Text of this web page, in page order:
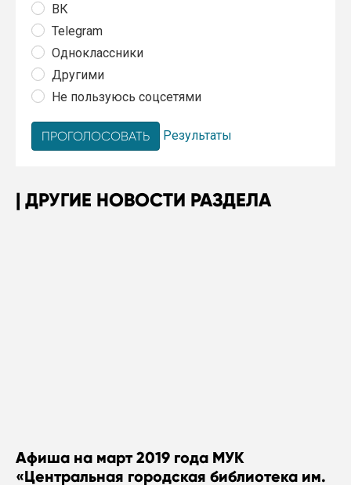
ВК
Telegram
Одноклассники
Другими
Не пользуюсь соцсетями
Результаты
ДРУГИЕ НОВОСТИ РАЗДЕЛА
Афиша на март 2019 года МУК
«Центральная городская библиотека им.